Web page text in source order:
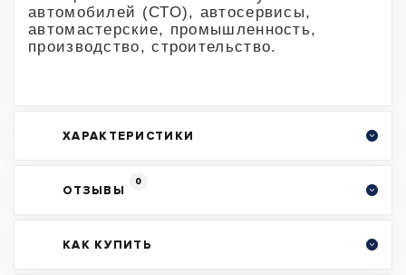
автомобилей (СТО), автосервисы,
автомастерские, промышленность,
производство, строительство.
ХАРАКТЕРИСТИКИ
ОТЗЫВЫ
0
КАК КУПИТЬ